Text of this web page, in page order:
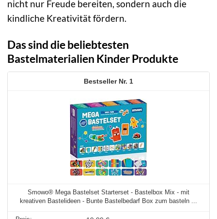
nicht nur Freude bereiten, sondern auch die
kindliche Kreativität fördern.
Das sind die beliebtesten
Bastelmaterialien Kinder Produkte
1
Smowo® Mega Bastelset Starterset - Bastelbox Mix - mit
kreativen Bastelideen - Bunte Bastelbedarf Box zum basteln ...